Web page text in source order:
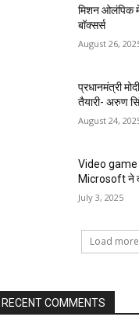
मिशन ओलंपिक
बॉक्सर्स
August 26,
प्रधानमंत्री
तैयारी- अरुण
August 24,
Video game
Microsoft ने
July 3, 2025
Load more
RECENT COMMENTS